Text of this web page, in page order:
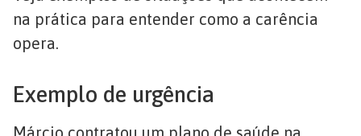
na prática para entender como a carência
opera.
Exemplo de urgência
Márcio contratou um plano de saúde na